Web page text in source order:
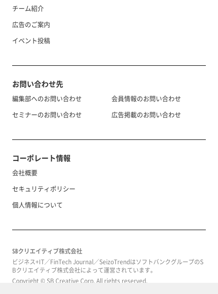
チーム紹介
広告のご案内
イベント投稿
お問い合わせ先
編集部へのお問い合わせ
セミナーのお問い合わせ
会員情報のお問い合わせ
広告掲載のお問い合わせ
コーポレート情報
会社概要
セキュリティポリシー
個人情報について
SBクリエイティブ株式会社
ビジネス+IT／FinTech Journal／SeizoTrendはソフトバンクグループのS
Bクリエイティブ株式会社によって運営されています。
Copyright © SB Creative Corp. All rights reserved.